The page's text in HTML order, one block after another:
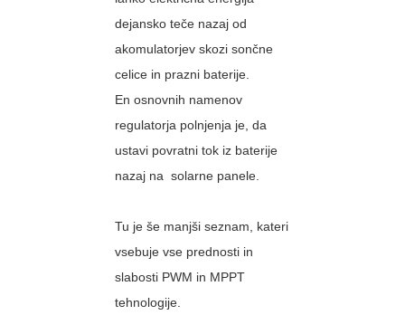
dejansko teče nazaj od
akomulatorjev skozi sončne
celice in prazni baterije.
En osnovnih namenov
regulatorja polnjenja je, da
ustavi povratni tok iz baterije
nazaj na solarne panele.
Tu je še manjši seznam, kateri
vsebuje vse prednosti in
slabosti PWM in MPPT
tehnologije.